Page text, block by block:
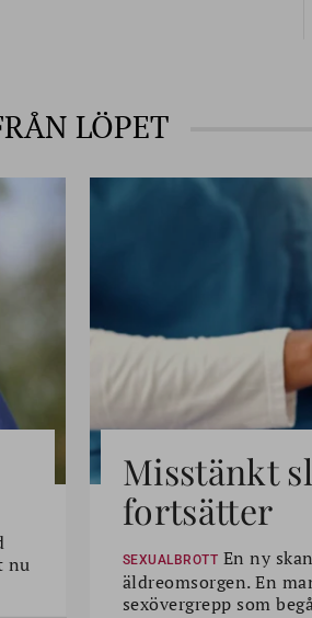
LÖPET
nu
Misstänkt
fortsätter
SEXUALBROTT En ny
äldreomsorgen. En
sexövergrepp som